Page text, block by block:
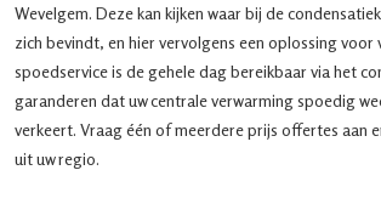
Wevelgem. Deze kan kijken waar bij de
zich bevindt, en hier vervolgens een oplossing voor
spoedservice is de gehele dag bereikbaar via het
garanderen dat uw centrale verwarming spoedig
verkeert. Vraag één of meerdere prijs offertes aan
uit uw regio.